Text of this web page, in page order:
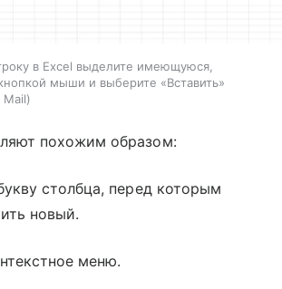
в Excel выделите имеющуюся,
мыши и выберите «Вставить»
Mail
похожим образом:
столбца, перед которым
новый.
меню.